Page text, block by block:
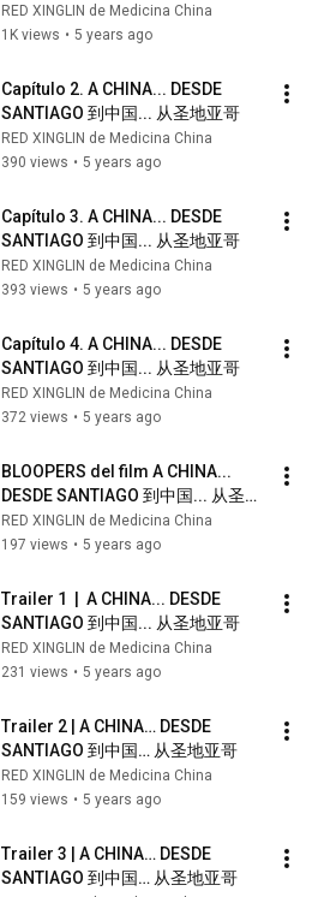
RED XINGLIN de Medicina China
1K views • 5 years ago
Capítulo 2. A CHINA... DESDE
SANTIAGO 到中国... 从圣地亚哥
RED XINGLIN de Medicina China
390 views • 5 years ago
Capítulo 3. A CHINA... DESDE
SANTIAGO 到中国... 从圣地亚哥
RED XINGLIN de Medicina China
393 views • 5 years ago
Capítulo 4. A CHINA... DESDE
SANTIAGO 到中国... 从圣地亚哥
RED XINGLIN de Medicina China
372 views • 5 years ago
BLOOPERS del film A CHINA...
DESDE SANTIAGO 到中国... 从圣地
亚哥
RED XINGLIN de Medicina China
197 views • 5 years ago
Trailer 1  |  A CHINA... DESDE
SANTIAGO 到中国... 从圣地亚哥
RED XINGLIN de Medicina China
231 views • 5 years ago
Trailer 2 | A CHINA… DESDE
SANTIAGO 到中国… 从圣地亚哥
RED XINGLIN de Medicina China
159 views • 5 years ago
Trailer 3 | A CHINA… DESDE
SANTIAGO 到中国… 从圣地亚哥